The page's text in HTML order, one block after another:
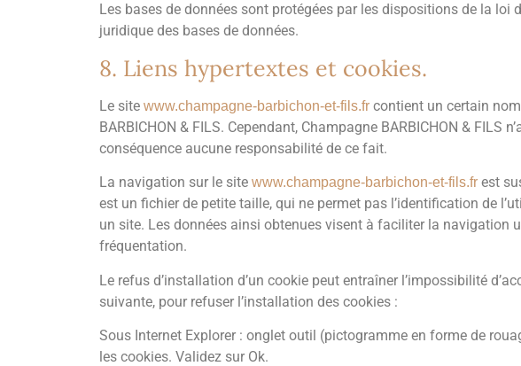
Les bases de données sont protégées par les dispositions de la
juridique des bases de données.
8. Liens hypertextes et cookies.
Le site www.champagne-barbichon-et-fils.fr contient un certain
BARBICHON & FILS. Cependant, Champagne BARBICHON &
conséquence aucune responsabilité de ce fait.
La navigation sur le site www.champagne-barbichon-et-fils.fr est
est un fichier de petite taille, qui ne permet pas l’identification de
un site. Les données ainsi obtenues visent à faciliter la navigation
fréquentation.
Le refus d’installation d’un cookie peut entraîner l’impossibilité
suivante, pour refuser l’installation des cookies :
Sous Internet Explorer : onglet outil (pictogramme en forme de
les cookies. Validez sur Ok.